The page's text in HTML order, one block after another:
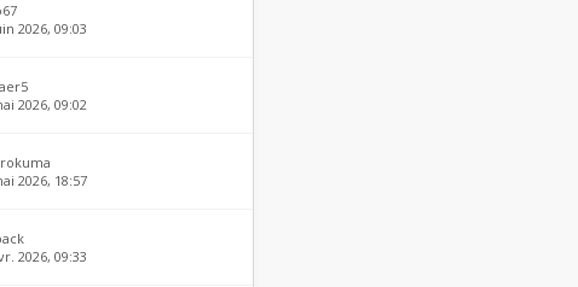
2026, 09:03
2026, 09:02
2026, 18:57
2026, 09:33